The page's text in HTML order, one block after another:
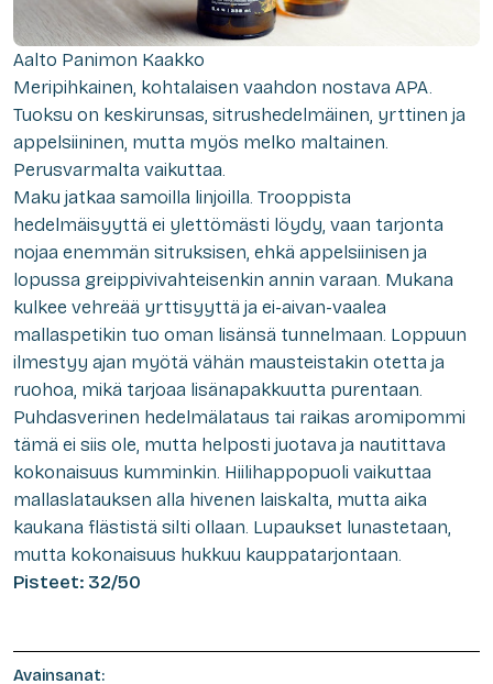
Aalto Panimon Kaakko
Meripihkainen, kohtalaisen vaahdon nostava APA.
Tuoksu on keskirunsas, sitrushedelmäinen, yrttinen ja
appelsiininen, mutta myös melko maltainen.
Perusvarmalta vaikuttaa.
Maku jatkaa samoilla linjoilla. Trooppista
hedelmäisyyttä ei ylettömästi löydy, vaan tarjonta
nojaa enemmän sitruksisen, ehkä appelsiinisen ja
lopussa greippivivahteisenkin annin varaan. Mukana
kulkee vehreää yrttisyyttä ja ei-aivan-vaalea
mallaspetikin tuo oman lisänsä tunnelmaan. Loppuun
ilmestyy ajan myötä vähän mausteistakin otetta ja
ruohoa, mikä tarjoaa lisänapakkuutta purentaan.
Puhdasverinen hedelmälataus tai raikas aromipommi
tämä ei siis ole, mutta helposti juotava ja nautittava
kokonaisuus kumminkin. Hiilihappopuoli vaikuttaa
mallaslatauksen alla hivenen laiskalta, mutta aika
kaukana flästistä silti ollaan. Lupaukset lunastetaan,
mutta kokonaisuus hukkuu kauppatarjontaan.
Pisteet: 32/50
Avainsanat: